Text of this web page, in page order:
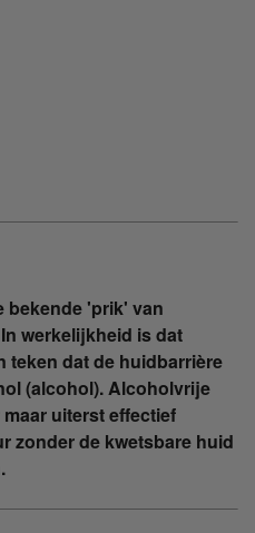
bekende 'prik' van
werkelijkheid is dat
teken dat de huidbarrière
(alcohol). Alcoholvrije
uiterst effectief
zonder de kwetsbare huid